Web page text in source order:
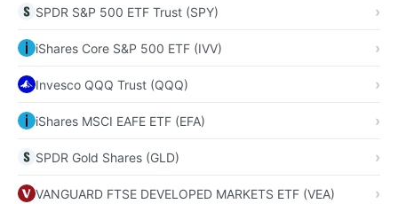
SPDR S&P 500 ETF Trust (SPY)
iShares Core S&P 500 ETF (IVV)
Invesco QQQ Trust (QQQ)
iShares MSCI EAFE ETF (EFA)
SPDR Gold Shares (GLD)
VANGUARD FTSE DEVELOPED MARKETS ETF (VEA)